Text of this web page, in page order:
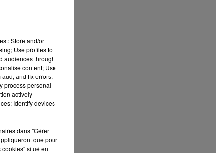
Store and/or
Use profiles to
audiences through
content; Use
and fix errors;
process personal
actively
Identify devices
dans "Gérer
que pour
cookies" situé en